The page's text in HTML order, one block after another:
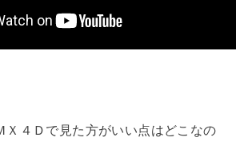
Ｘ４Ｄで見た方がいい点はどこなの